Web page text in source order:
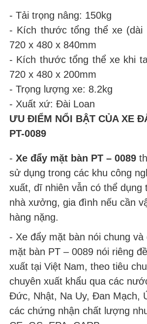
- Tải trọng nâng: 150kg
- Kích thước tổng thể xe (dài
720 x 480 x 840mm
- Kích thước tổng thể xe khi
720 x 480 x 200mm
- Trọng lượng xe: 8.2kg
- Xuất xứ: Đài Loan
ƯU ĐIỂM NỔI BẬT CỦA XE
PT-0089
- Xe đẩy mặt bàn PT – 0089
sử dụng trong các khu công
xuất, dĩ nhiên vẫn có thể dụng
nhà xưởng, gia đình nếu cần
hàng nặng.
- Xe đẩy mặt bàn nói chung và
mặt bàn PT – 0089 nói riêng
xuất tại Việt Nam, theo tiêu
chuyên xuất khẩu qua các
Đức, Nhật, Na Uy, Đan Mạch,
các chứng nhận chất lượng